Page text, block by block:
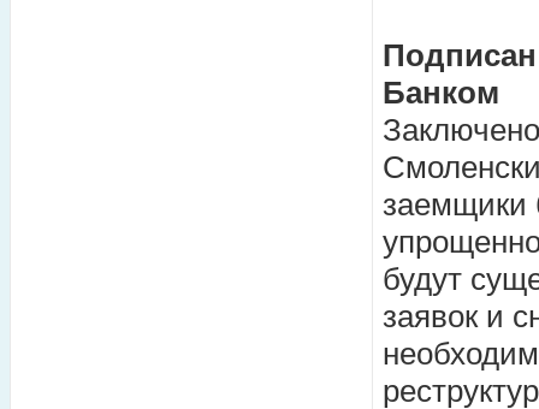
Банком
заемщики
будут
заявок и